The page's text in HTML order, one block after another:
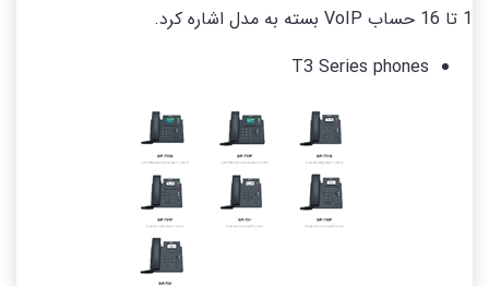
1 تا 16 حساب VoIP بسته به مدل اشاره کرد.
T3 Series phones